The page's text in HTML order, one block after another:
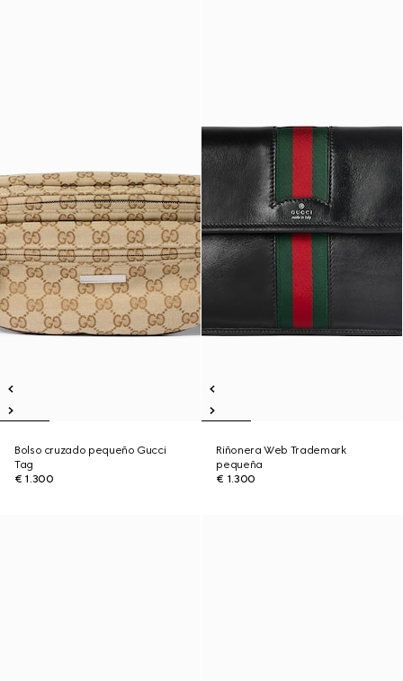
Bolso cruzado pequeño Gucci
Tag
€ 1.300
Riñonera Web Trademark
pequeña
€ 1.300